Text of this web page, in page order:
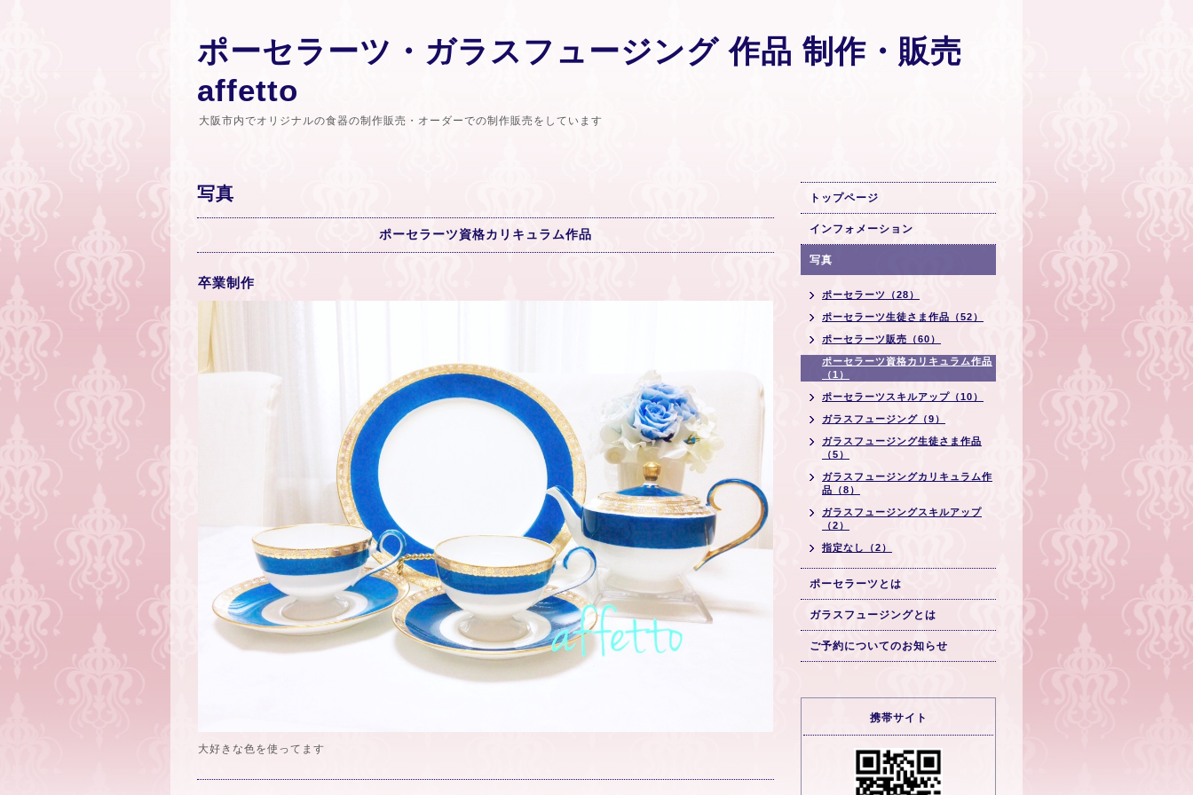
ポーセラーツ・ガラスフュージング 作品 制作・販売
affetto
大阪市内でオリジナルの食器の制作販売・オーダーでの制作販売をしています
写真
ポーセラーツ資格カリキュラム作品
卒業制作
大好きな色を使ってます
トップページ
インフォメーション
写真
ポーセラーツ（28）
ポーセラーツ生徒さま作品（52）
ポーセラーツ販売（60）
ポーセラーツ資格カリキュラム作品
（1）
ポーセラーツスキルアップ（10）
ガラスフュージング（9）
ガラスフュージング生徒さま作品
（5）
ガラスフュージングカリキュラム作
品（8）
ガラスフュージングスキルアップ
（2）
指定なし（2）
ポーセラーツとは
ガラスフュージングとは
ご予約についてのお知らせ
携帯サイト